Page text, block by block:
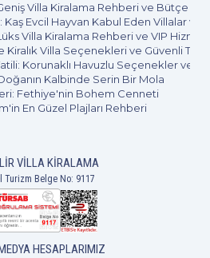
7 Kişi Beğen
Villa Kiralama Rehberi ve Bütçe
Kaş Evcil Hayvan Kabul Eden Villalar ve
Villa Kiralama Rehberi ve VIP
Villa Seçenekleri ve Güvenli
Korunaklı Havuzlu Seçenekler ve
Kalbinde Serin Bir Mola
Fethiye'nin Bohem Cenneti
En Güzel Plajları Rehberi
VILLA KIRALAMA
Turizm Belge No: 9117
HESAPLARIMIZ